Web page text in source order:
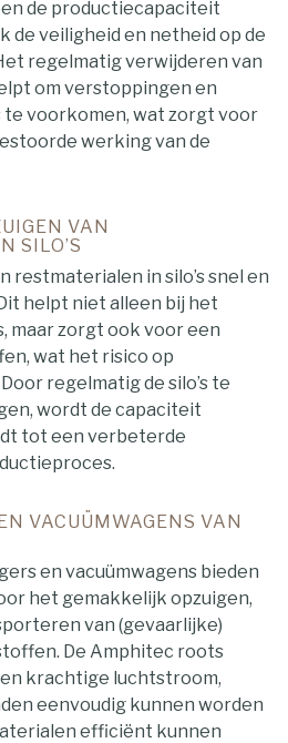
de productiecapaciteit
de veiligheid en netheid op de
regelmatig verwijderen van
om verstoppingen en
te voorkomen, wat zorgt voor
werking van de
VAN
SILO’S
restmaterialen in silo’s snel en
helpt niet alleen bij het
maar zorgt ook voor een
wat het risico op
regelmatig de silo’s te
wordt de capaciteit
tot een verbeterde
VACUÜMWAGENS VAN
en vacuümwagens bieden
het gemakkelijk opzuigen,
van (gevaarlijke)
De Amphitec roots
krachtige luchtstroom,
eenvoudig kunnen worden
efficiënt kunnen